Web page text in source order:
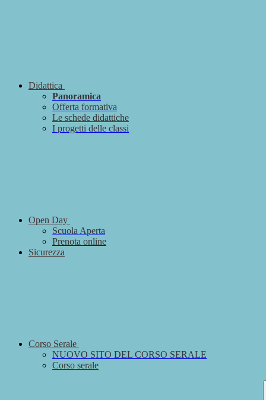
Didattica
Panoramica
Offerta formativa
Le schede didattiche
I progetti delle classi
Open Day
Scuola Aperta
Prenota online
Sicurezza
Corso Serale
NUOVO SITO DEL CORSO SERALE
Corso serale